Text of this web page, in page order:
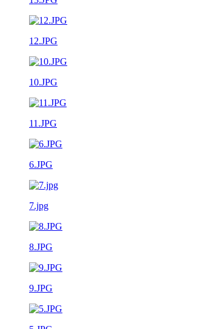
12.JPG
10.JPG
11.JPG
6.JPG
7.jpg
8.JPG
9.JPG